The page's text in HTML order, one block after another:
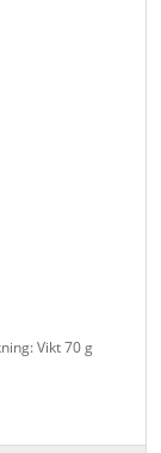
Vikt 70 g